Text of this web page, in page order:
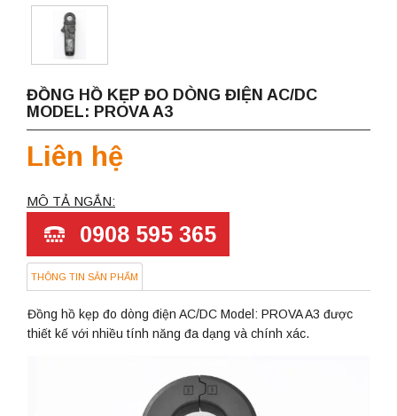
ĐỒNG HỒ KẸP ĐO DÒNG ĐIỆN AC/DC
MODEL: PROVA A3
Liên hệ
MÔ TẢ NGẮN:
0908 595 365
THÔNG TIN SẢN PHẨM
Đồng hồ kẹp đo dòng điện AC/DC Model: PROVA A3 được
thiết kế với nhiều tính năng đa dạng và chính xác.